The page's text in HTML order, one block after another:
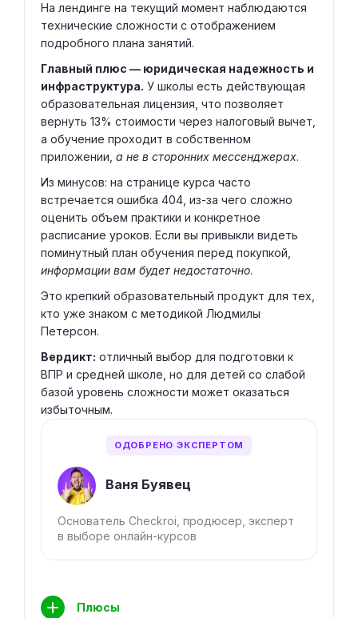
На лендинге на текущий момент наблюдаются
технические сложности с отображением
подробного плана занятий.
Главный плюс — юридическая надежность и
инфраструктура. У школы есть действующая
образовательная лицензия, что позволяет
вернуть 13% стоимости через налоговый вычет,
а обучение проходит в собственном
приложении, а не в сторонних мессенджерах.
Из минусов: на странице курса часто
встречается ошибка 404, из-за чего сложно
оценить объем практики и конкретное
расписание уроков. Если вы привыкли видеть
поминутный план обучения перед покупкой,
информации вам будет недостаточно.
Это крепкий образовательный продукт для тех,
кто уже знаком с методикой Людмилы
Петерсон.
Вердикт: отличный выбор для подготовки к
ВПР и средней школе, но для детей со слабой
базой уровень сложности может оказаться
избыточным.
ОДОБРЕНО ЭКСПЕРТОМ
Ваня Буявец
Основатель Checkroi, продюсер, эксперт
в выборе онлайн-курсов
Плюсы